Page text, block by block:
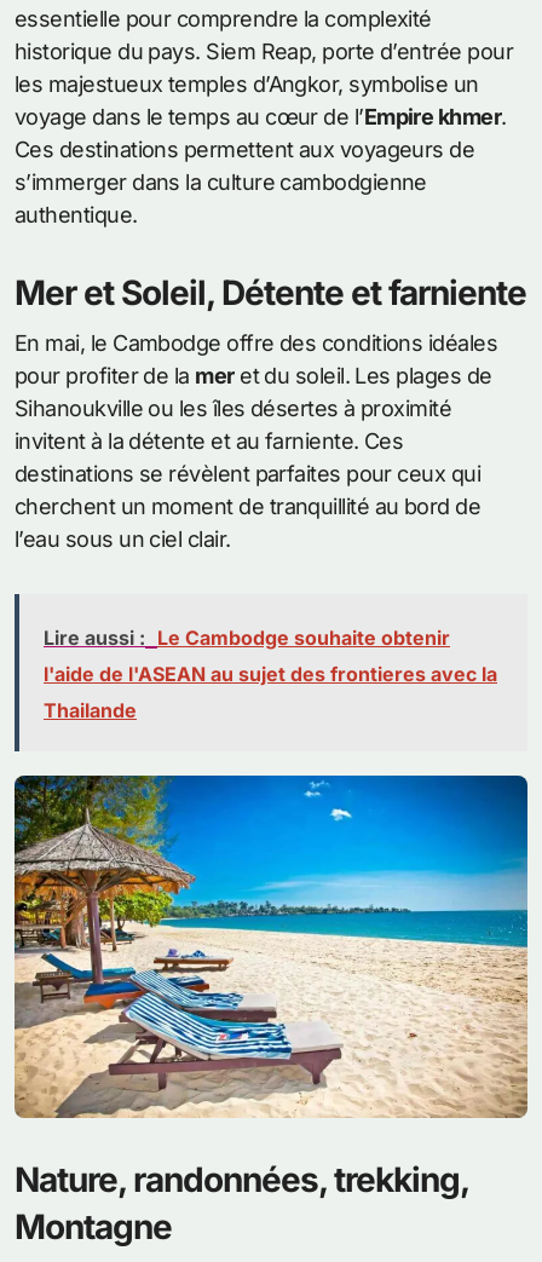
essentielle pour comprendre la complexité
historique du pays. Siem Reap, porte d’entrée pour
les majestueux temples d’Angkor, symbolise un
voyage dans le temps au cœur de l’Empire khmer.
Ces destinations permettent aux voyageurs de
s’immerger dans la culture cambodgienne
authentique.
Mer et Soleil, Détente et farniente
En mai, le Cambodge offre des conditions idéales
pour profiter de la meret du soleil. Les plages de
Sihanoukville ou les îles désertes à proximité
invitent à la détente et au farniente. Ces
destinations se révèlent parfaites pour ceux qui
cherchent un moment de tranquillité au bord de
l’eau sous un ciel clair.
Lire aussi : Le Cambodge souhaite obtenir
l'aide de l'ASEAN au sujet des frontieres avec la
Thailande
Nature, randonnées, trekking,
Montagne